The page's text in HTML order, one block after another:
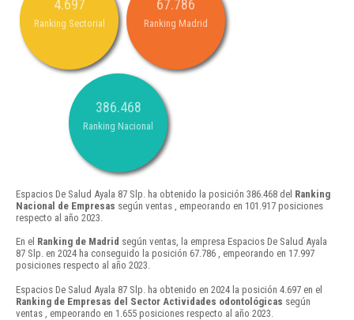
4.697
Ranking Sectorial
67.786
Ranking Madrid
386.468
Ranking Nacional
Espacios De Salud Ayala 87 Slp. ha obtenido la posición 386.468 del Ranking
Nacional de Empresas según ventas , empeorando en 101.917 posiciones
respecto al año 2023.
En el Ranking de Madrid según ventas, la empresa Espacios De Salud Ayala
87 Slp. en 2024 ha conseguido la posición 67.786 , empeorando en 17.997
posiciones respecto al año 2023.
Espacios De Salud Ayala 87 Slp. ha obtenido en 2024 la posición 4.697 en el
Ranking de Empresas del Sector Actividades odontológicas según
ventas , empeorando en 1.655 posiciones respecto al año 2023.